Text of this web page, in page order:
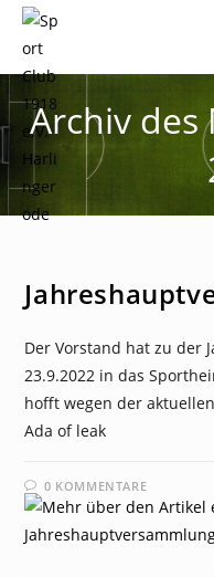
Zum
Inhalt
springen
Archiv des
Der Vorstand hat zu der
23.9.2022 in das
hofft wegen der
Ada of leak
0 KOMMENTARE